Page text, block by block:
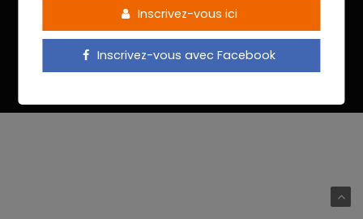
Inscrivez-vous ici
Inscrivez-vous avec Facebook
ACCUEIL JE M’INSCRIS
NOUS CONTACTER
MENTIONS LÉGALES
POLITIQUE DE CONFIDENTIALITÉ
Food In Action © 2022